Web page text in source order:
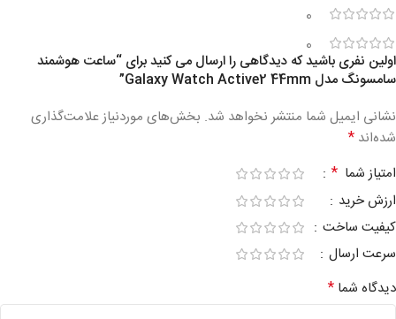
0
0
اولین نفری باشید که دیدگاهی را ارسال می کنید برای “ساعت هوشمند
سامسونگ مدل Galaxy Watch Active2 44mm”
نشانی ایمیل شما منتشر نخواهد شد. بخش‌های موردنیاز علامت‌گذاری
شده‌اند *
امتیاز شما *
ارزش خرید
کیفیت ساخت
سرعت ارسال
دیدگاه شما *